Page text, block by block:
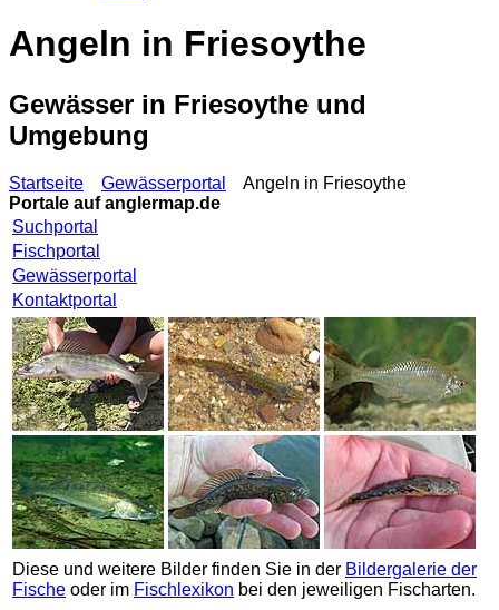
Angeln in Friesoythe
Gewässer in Friesoythe und
Umgebung
Startseite Gewässerportal
Angeln in Friesoythe
Portale aufanglermap.de
Suchportal
Fischportal
Gewässerportal
Kontaktportal
Diese und weitere Bilder finden Sie in der Bildergalerie der
Fische oder im Fischlexikon bei den jeweiligen Fischarten.